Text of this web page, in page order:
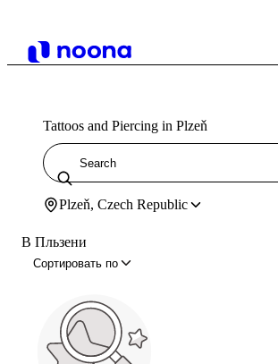
Tattoos and Piercing in Plzeň
Plzeň, Czech Republic
В Пльзени
Сортировать по